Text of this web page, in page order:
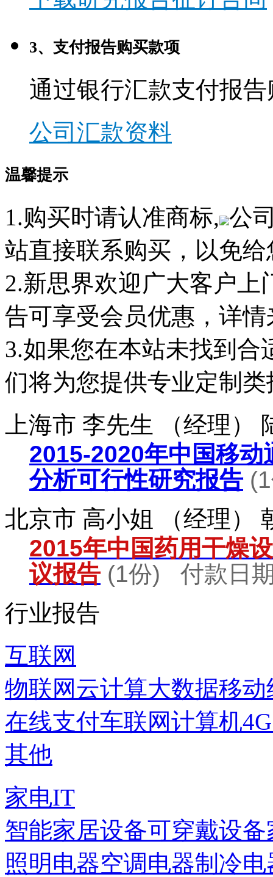
3、支付报告购买款项
通过银行汇款支付报
公司汇款资料
温馨提示
1.购买时请认准商标, 公
站直接联系购买，以免
2.新思界欢迎广大客户
告可享受会员优惠，详
3.如果您在本站未找到
们将为您提供专业定制类
上海市 李先生 （经理）
2015-2020年中国移
分析可行性研究报告(1
北京市 高小姐 （经理）
2015年中国药用干燥
议报告 (1份) 付款日
行业报告
互联网
物联网 云计算大数据移动
在线支付车联网计算机
其他
家电IT
智能家居设备可穿戴设备
照明电器空调电器制冷电